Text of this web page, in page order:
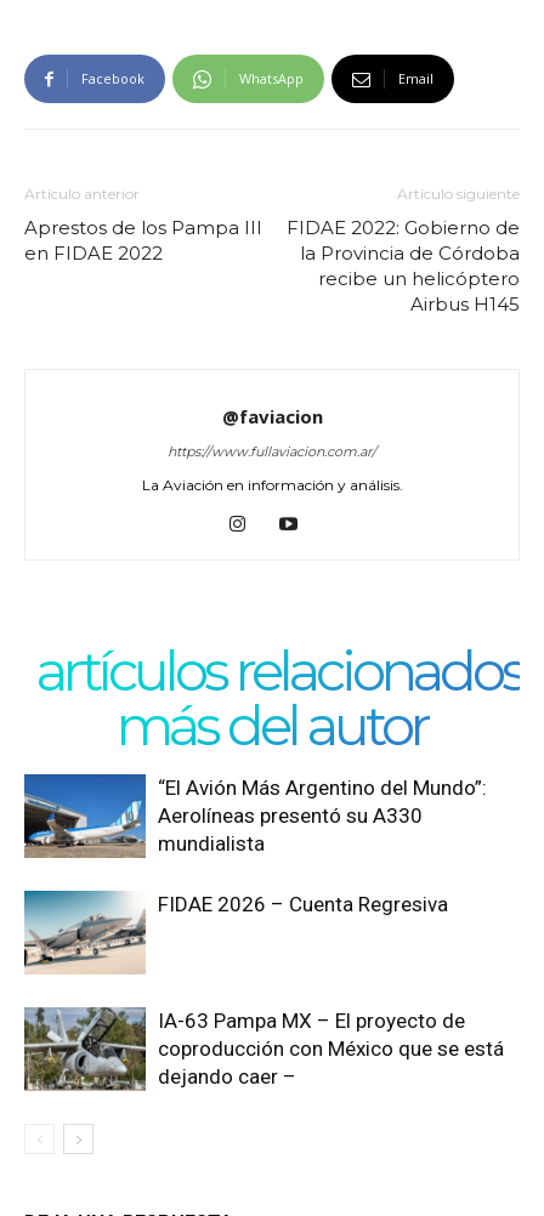
Facebook WhatsApp Email
Artículo anterior
Aprestos de los Pampa III
en FIDAE 2022
Artículo siguiente
FIDAE 2022: Gobierno de
la Provincia de Córdoba
recibe un helicóptero
Airbus H145
@faviacion
https://www.fullaviacion.com.ar/
La Aviación en información y análisis.
artículos relacionados
más del autor
“El Avión Más Argentino del Mundo”:
Aerolíneas presentó su A330
mundialista
FIDAE 2026 – Cuenta Regresiva
IA-63 Pampa MX – El proyecto de
coproducción con México que se está
dejando caer –